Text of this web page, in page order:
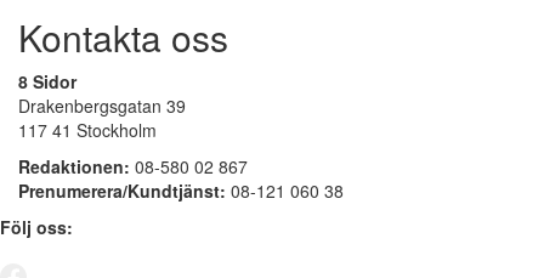
Kontakta oss
8 Sidor
Drakenbergsgatan 39
117 41 Stockholm
Redaktionen: 08-580 02 867
Prenumerera/Kundtjänst: 08-121 060 38
Följ oss: